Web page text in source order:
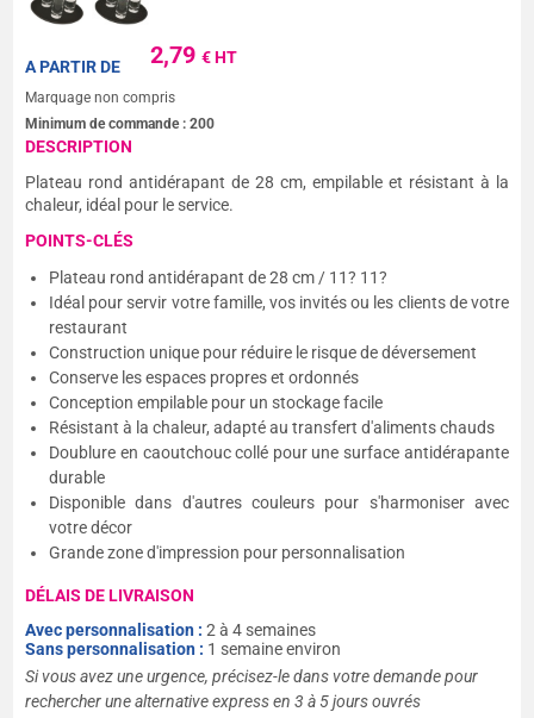
2,79€ HT
A PARTIR DE
Marquage non compris
Minimum de commande :200
DESCRIPTION
Plateau rond antidérapant de 28 cm, empilable et résistant à la
chaleur, idéal pour le service.
POINTS-CLÉS
Plateau rond antidérapant de 28 cm / 11? 11?
Idéal pour servir votre famille, vos invités ou les clients de votre
restaurant
Construction unique pour réduire le risque de déversement
Conserve les espaces propres et ordonnés
Conception empilable pour un stockage facile
Résistant à la chaleur, adapté au transfert d'aliments chauds
Doublure en caoutchouc collé pour une surface antidérapante
durable
Disponible dans d'autres couleurs pour s'harmoniser avec
votre décor
Grande zone d'impression pour personnalisation
DÉLAIS DE LIVRAISON
Avec personnalisation :2 à 4 semaines
Sans personnalisation : 1 semaine environ
Si vous avez une urgence, précisez-le dans votre demande pour
rechercher une alternative express en 3 à 5 jours ouvrés